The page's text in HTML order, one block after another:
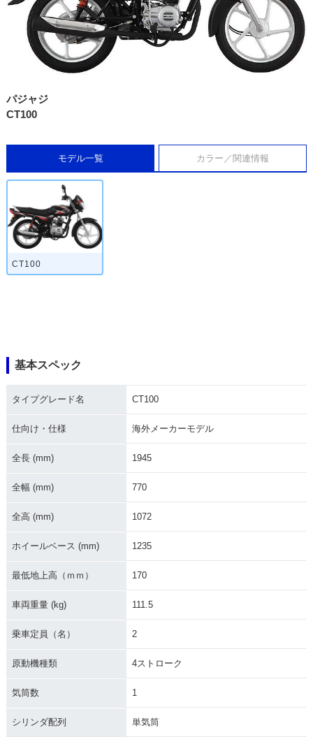
パジャジ
CT100
モデル一覧 カラー／関連情報
CT100
基本スペック
タイプグレード名 CT100
仕向け・仕様 海外メーカーモデル
全長 (mm) 1945
全幅 (mm) 770
全高 (mm) 1072
ホイールベース (mm) 1235
最低地上高（ｍｍ） 170
車両重量 (kg) 111.5
乗車定員（名） 2
原動機種類 4ストローク
気筒数 1
シリンダ配列 単気筒